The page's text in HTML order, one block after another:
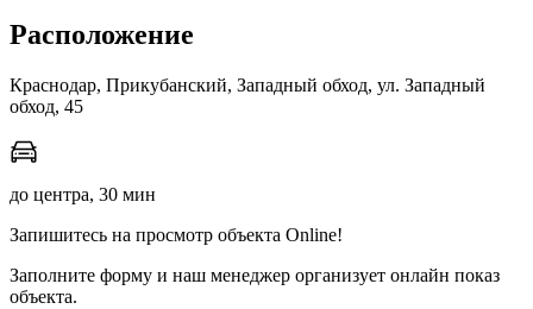
Расположение
Краснодар, Прикубанский, Западный обход, ул. Западный
обход, 45
до центра, 30 мин
Запишитесь на просмотр объекта Online!
Заполните форму и наш менеджер организует онлайн показ
объекта.